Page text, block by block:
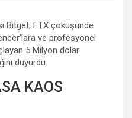
Bitget, FTX çöküşünde
ve profesyonel
5 Milyon dolar
duyurdu.
KAOS